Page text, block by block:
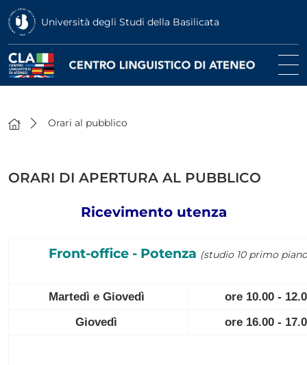
Università degli Studi della Basilicata
Orari al pubblico
ORARI DI APERTURA AL PUBBLICO
Ricevimento utenza
Front-office - Potenza (studio 10 primo
Martedì e Giovedì
ore 10.00 -
Giovedì
ore 16.00 -